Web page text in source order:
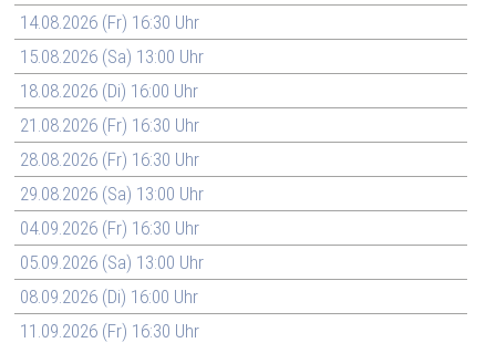
14.08.2026 (Fr) 16:30 Uhr
15.08.2026 (Sa) 13:00 Uhr
18.08.2026 (Di) 16:00 Uhr
21.08.2026 (Fr) 16:30 Uhr
28.08.2026 (Fr) 16:30 Uhr
29.08.2026 (Sa) 13:00 Uhr
04.09.2026 (Fr) 16:30 Uhr
05.09.2026 (Sa) 13:00 Uhr
08.09.2026 (Di) 16:00 Uhr
11.09.2026 (Fr) 16:30 Uhr